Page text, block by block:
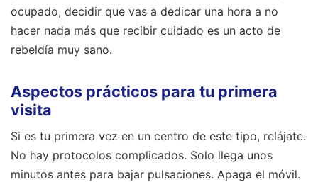
ocupado, decidir que vas a dedicar una hora a no
hacer nada más que recibir cuidado es un acto de
rebeldía muy sano.
Aspectos prácticos para tu primera
visita
Si es tu primera vez en un centro de este tipo, relájate.
No hay protocolos complicados. Solo llega unos
minutos antes para bajar pulsaciones. Apaga el móvil.